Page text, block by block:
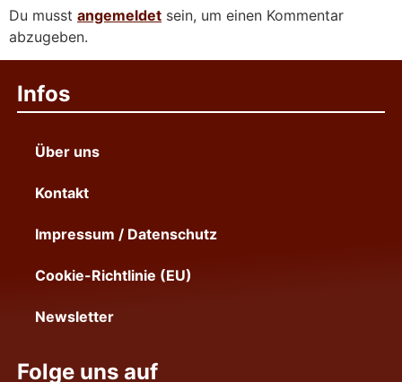
Du musst angemeldet sein, um einen Kommentar
abzugeben.
Infos
Über uns
Kontakt
Impressum / Datenschutz
Cookie-Richtlinie (EU)
Newsletter
Folge uns auf